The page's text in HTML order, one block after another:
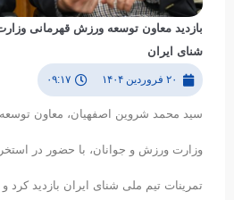
بازدید معاون توسعه ورزش قهرمانی
شنای ایران
۲۰ فروردین ۱۴۰۴ ۰۹:۱۷
سید محمد شروین اصفهیان، معاون
تمرینات تیم ملی شنای ایران بازدید کرد